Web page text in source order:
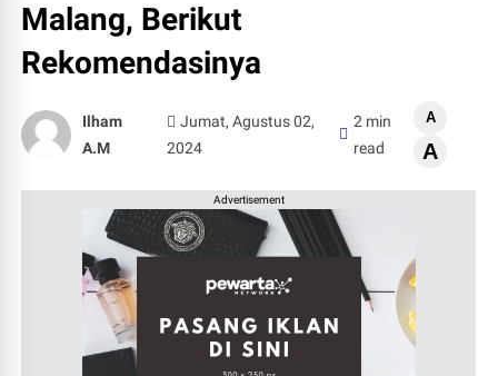
Malang, Berikut
Rekomendasinya
Ilham
A.M
Jumat, Agustus 02,
2024
2 min
read
A
A
Advertisement